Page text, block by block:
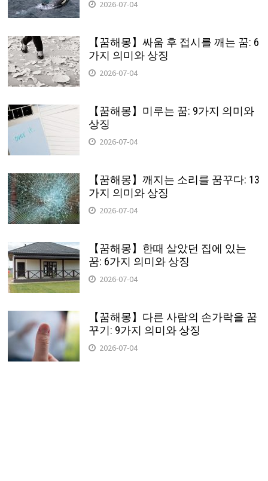
2026-07-04
【꿈해몽】싸움 후 접시를 깨는 꿈: 6
가지 의미와 상징
2026-07-04
【꿈해몽】미루는 꿈: 9가지 의미와
상징
2026-07-04
【꿈해몽】깨지는 소리를 꿈꾸다: 13
가지 의미와 상징
2026-07-04
【꿈해몽】한때 살았던 집에 있는
꿈: 6가지 의미와 상징
2026-07-04
【꿈해몽】다른 사람의 손가락을 꿈
꾸기: 9가지 의미와 상징
2026-07-04